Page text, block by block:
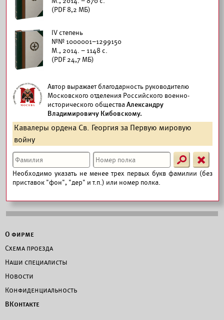
(PDF 8,2 МБ)
IV степень
№№ 1000001–1299150
М., 2014. – 1148 с.
(PDF 24,7 МБ)
Автор выражает благодарность руководителю
Московского отделения Российского военно-
исторического обществаАлександру
Владимировичу Кибовскому.
Кавалеры ордена Св. Георгия за Первую мировую
войну
s X
Необходимо указать не менее трех первых букв фамилии (без
приставок "фон", "дер" и т.п.) или номер полка.
О фирме
Схема проезда
Наши специалисты
Новости
Конфиденциальность
ВКонтакте